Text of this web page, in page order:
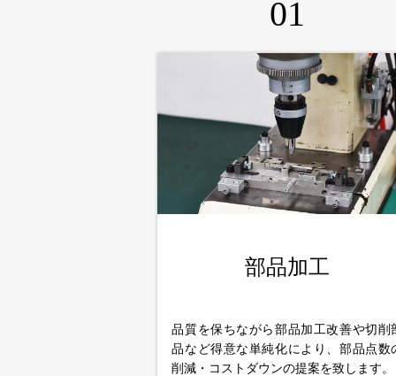
01
部品加工
品質を保ちながら部品加工改善や切削
品など得意な単純化により、部品点数
削減・コストダウンの提案を致します。